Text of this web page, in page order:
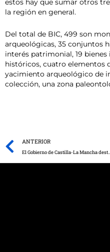
estos hay que sumar otros
la región en general.
Del total de BIC, 499 son
arqueológicas, 35 conjuntos
interés patrimonial, 19 bienes
históricos, cuatro elementos
yacimiento arqueológico de
colección, una zona
Prev
ANTERIOR
El Gobierno de Castilla-La Mancha destina más